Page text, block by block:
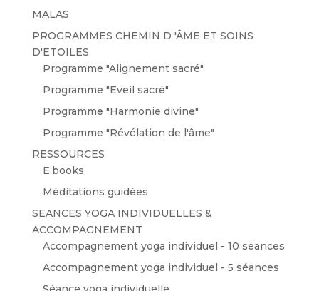
MALAS
PROGRAMMES CHEMIN D 'ÂME ET SOINS
D'ETOILES
Programme "Alignement sacré"
Programme "Eveil sacré"
Programme "Harmonie divine"
Programme "Révélation de l'âme"
RESSOURCES
E.books
Méditations guidées
SEANCES YOGA INDIVIDUELLES &
ACCOMPAGNEMENT
Accompagnement yoga individuel - 10 séances
Accompagnement yoga individuel - 5 séances